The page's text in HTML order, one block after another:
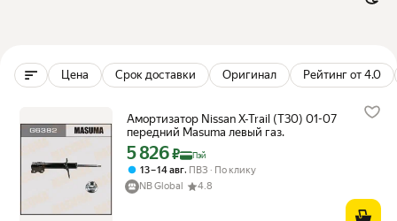
Цена Срок доставки Оригинал Рейтинг от 4.0
Амортизатор Nissan X-Trail (T30) 01-07
передний Masuma левый газ.
Цена с картой Яндекс Пэй 5826 ₽ вместо
5 826₽ Пэй
13 – 14 авг, ПВЗ
По клику
NB Global
4.8